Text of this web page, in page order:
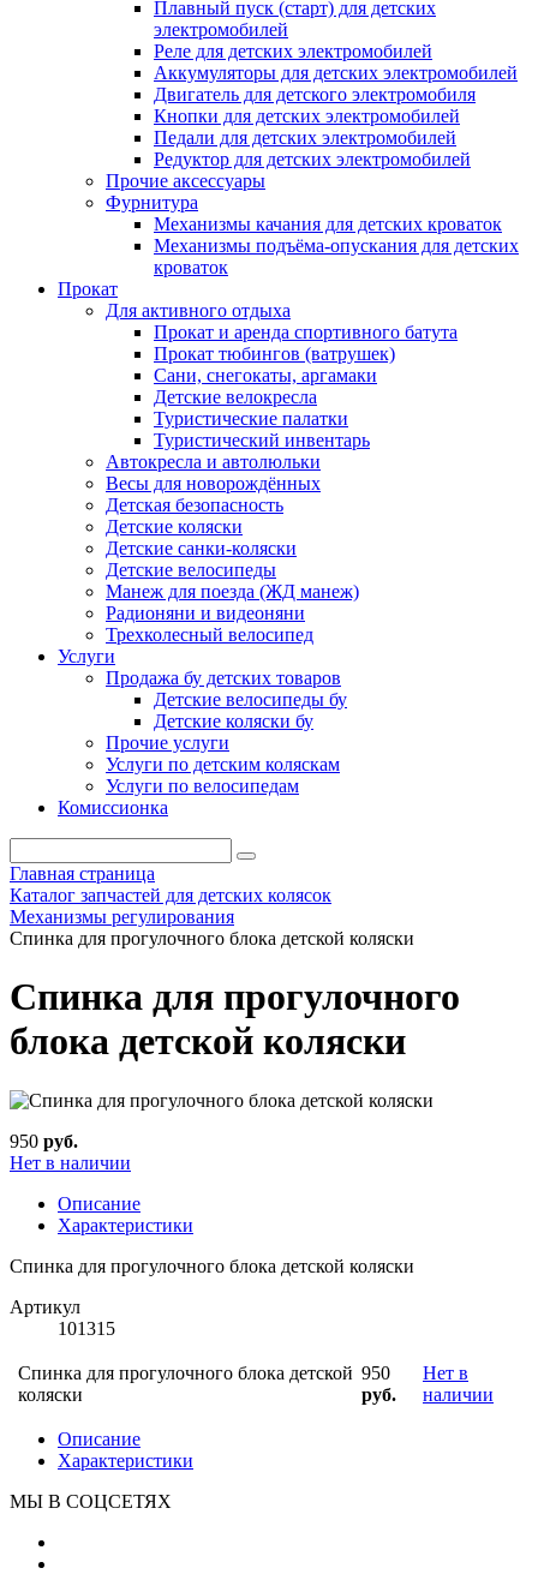
Плавный пуск (старт) для детских
электромобилей
Реле для детских электромобилей
Аккумуляторы для детских электромобилей
Двигатель для детского электромобиля
Кнопки для детских электромобилей
Педали для детских электромобилей
Редуктор для детских электромобилей
Прочие аксессуары
Фурнитура
Механизмы качания для детских кроваток
Механизмы подъёма-опускания для детских
кроваток
Прокат
Для активного отдыха
Прокат и аренда спортивного батута
Прокат тюбингов (ватрушек)
Сани, снегокаты, аргамаки
Детские велокресла
Туристические палатки
Туристический инвентарь
Автокресла и автолюльки
Весы для новорождённых
Детская безопасность
Детские коляски
Детские санки-коляски
Детские велосипеды
Манеж для поезда (ЖД манеж)
Радионяни и видеоняни
Трехколесный велосипед
Услуги
Продажа бу детских товаров
Детские велосипеды бу
Детские коляски бу
Прочие услуги
Услуги по детским коляскам
Услуги по велосипедам
Комиссионка
Главная страница
Каталог запчастей для детских колясок
Механизмы регулирования
Спинка для прогулочного блока детской коляски
Спинка для прогулочного
блока детской коляски
950 руб.
Нет в наличии
Описание
Характеристики
Спинка для прогулочного блока детской коляски
Артикул
101315
Спинка для прогулочного блока детской
коляски
950
руб.
Нет в
наличии
Описание
Характеристики
МЫ В СОЦСЕТЯХ